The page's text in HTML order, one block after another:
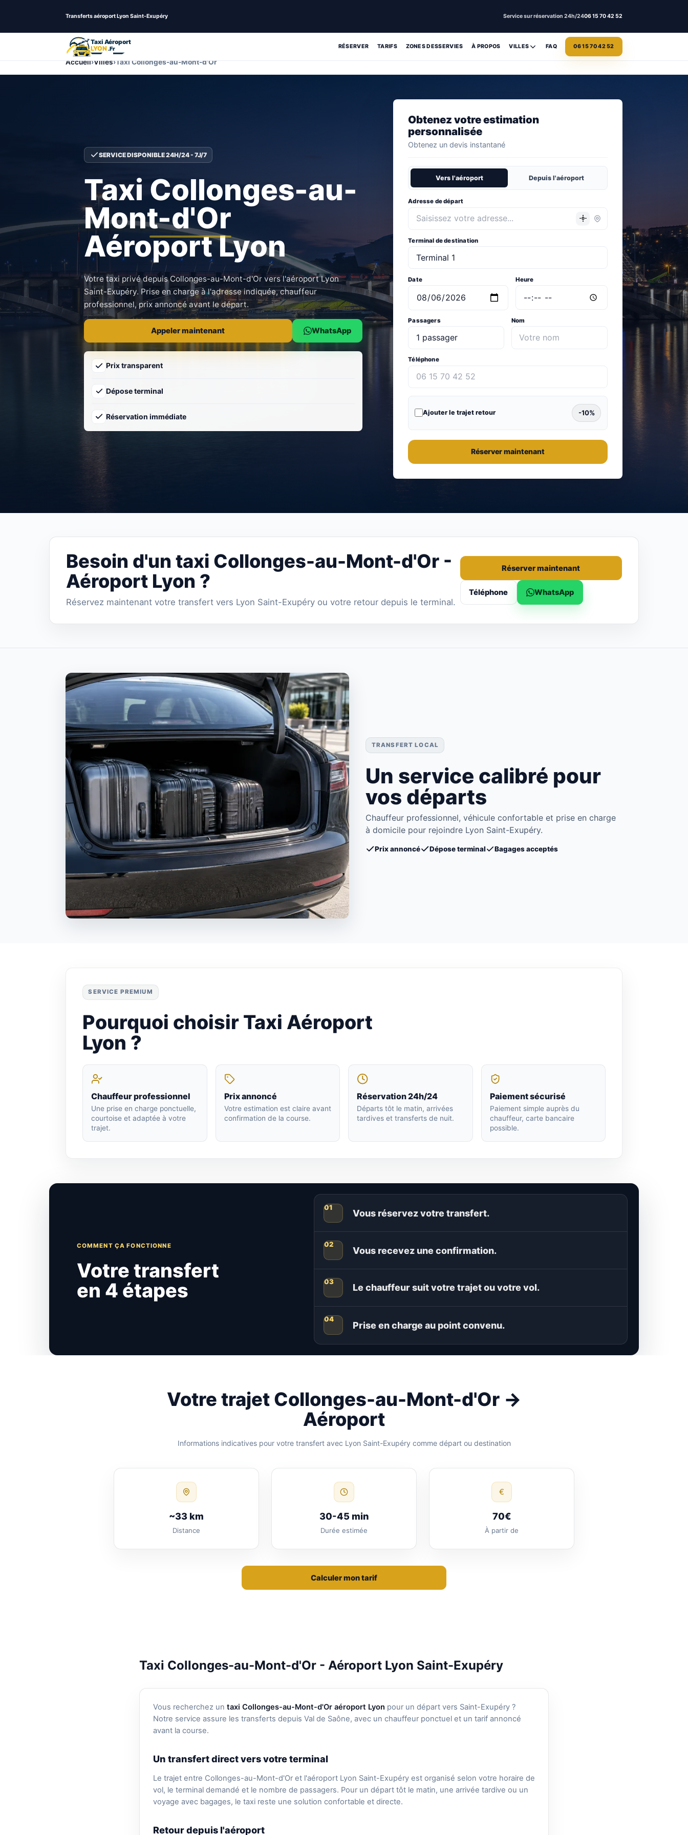
Transferts aéroport Lyon Saint-Exupéry Service sur réservation 24h/2406 15 70 42 52
RÉSERVER TARIFS ZONES DESSERVIES À PROPOS VILLES FAQ 06 15 70 42 52
Accueil›Villes›Taxi Collonges-au-Mont-d'Or
SERVICE DISPONIBLE 24H/24 - 7J/7
Taxi Collonges-au-
Mont-d'Or
Aéroport Lyon
Votre taxi privé depuis Collonges-au-Mont-d'Or vers l'aéroport Lyon
Saint-Exupéry. Prise en charge à l'adresse indiquée, chauffeur
professionnel, prix annoncé avant le départ.
Appeler maintenant WhatsApp
Prix transparent
Dépose terminal
Réservation immédiate
Obtenez votre estimation
personnalisée
Obtenez un devis instantané
Vers l'aéroport Depuis l'aéroport
Adresse de départ
Terminal de destination
Date Heure
Passagers Nom
Téléphone
Ajouter le trajet retour -10%
Réserver maintenant
Besoin d'un taxi Collonges-au-Mont-d'Or -
Aéroport Lyon ?
Réservez maintenant votre transfert vers Lyon Saint-Exupéry ou votre retour depuis le terminal.
Réserver maintenant
Téléphone WhatsApp
TRANSFERT LOCAL
Un service calibré pour
vos départs
Chauffeur professionnel, véhicule confortable et prise en charge
à domicile pour rejoindre Lyon Saint-Exupéry.
Prix annoncé Dépose terminal Bagages acceptés
SERVICE PREMIUM
Pourquoi choisir Taxi Aéroport
Lyon ?
Chauffeur professionnel
Une prise en charge ponctuelle,
courtoise et adaptée à votre
trajet.
Prix annoncé
Votre estimation est claire avant
confirmation de la course.
Réservation 24h/24
Départs tôt le matin, arrivées
tardives et transferts de nuit.
Paiement sécurisé
Paiement simple auprès du
chauffeur, carte bancaire
possible.
COMMENT ÇA FONCTIONNE
Votre transfert
en 4 étapes
Vous réservez votre transfert.
Vous recevez une confirmation.
Le chauffeur suit votre trajet ou votre vol.
Prise en charge au point convenu.
Votre trajet Collonges-au-Mont-d'Or →
Aéroport
Informations indicatives pour votre transfert avec Lyon Saint-Exupéry comme départ ou destination
~33 km
Distance
30-45 min
Durée estimée
€
70€
À partir de
Calculer mon tarif
Taxi Collonges-au-Mont-d'Or - Aéroport Lyon Saint-Exupéry
Vous recherchez un taxi Collonges-au-Mont-d'Or aéroport Lyon pour un départ vers Saint-Exupéry ?
Notre service assure les transferts depuis Val de Saône, avec un chauffeur ponctuel et un tarif annoncé
avant la course.
Un transfert direct vers votre terminal
Le trajet entre Collonges-au-Mont-d'Or et l'aéroport Lyon Saint-Exupéry est organisé selon votre horaire de
vol, le terminal demandé et le nombre de passagers. Pour un départ tôt le matin, une arrivée tardive ou un
voyage avec bagages, le taxi reste une solution confortable et directe.
Retour depuis l'aéroport